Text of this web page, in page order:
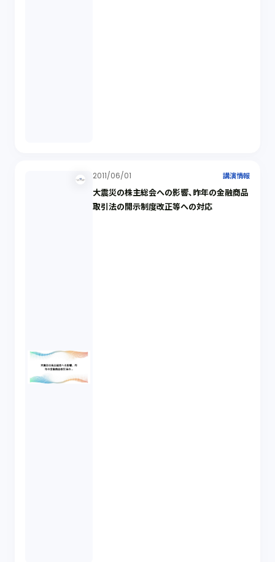
2011/06/01 講演情報
大震災の株主総会への影響、昨年の金融商品
取引法の開示制度改正等への対応